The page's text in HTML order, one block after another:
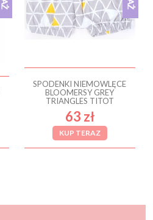
SPODENKI NIEMOWLĘCE
BLOOMERSY GREY
TRIANGLES TITOT
63 zł
KUP TERAZ